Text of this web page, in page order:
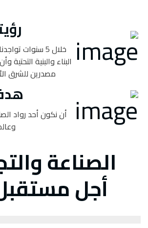
خلال 5 سنوات
البناء والبنية
مصدرين للشرق
أن نكون أحد رواد
الصناعة
أجل